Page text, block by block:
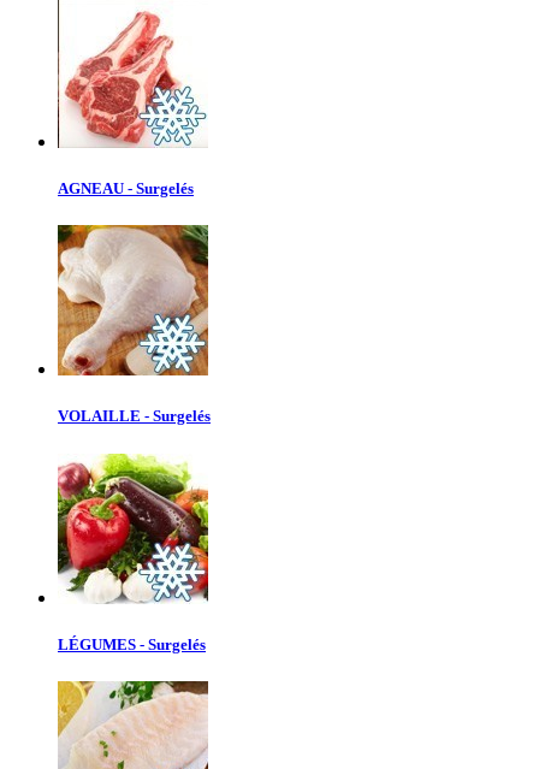
AGNEAU - Surgelés
VOLAILLE - Surgelés
LÉGUMES - Surgelés